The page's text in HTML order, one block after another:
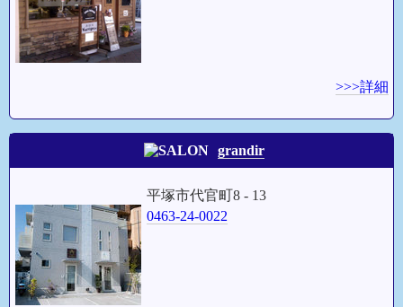
>>>詳細
grandir
平塚市代官町8 - 13
0463-24-0022